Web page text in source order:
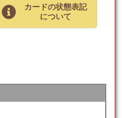
カードの状態表記
について